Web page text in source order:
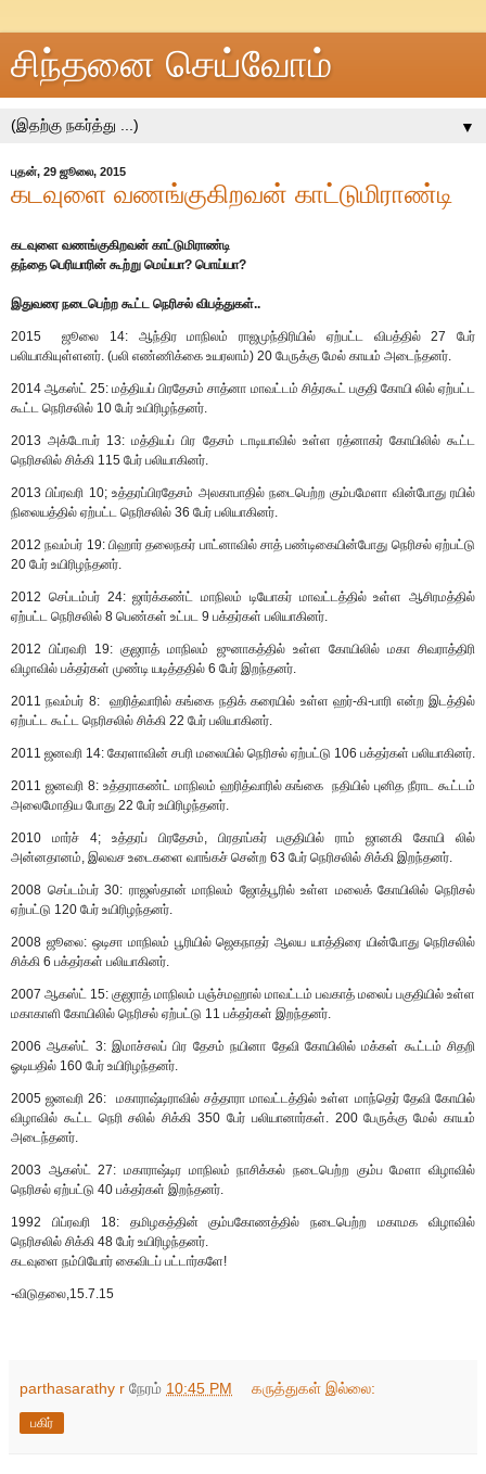
சிந்தனை செய்வோம்
▼
புதன், 29 ஜூலை, 2015
கடவுளை வணங்குகிறவன் காட்டுமிராண்டி
கடவுளை வணங்குகிறவன் காட்டுமிராண்டி
தந்தை பெரியாரின் கூற்று மெய்யா? பொய்யா?
இதுவரை நடைபெற்ற கூட்ட நெரிசல் விபத்துகள்..
2015 ஜூலை 14: ஆந்திர மாநிலம் ராஜமுந்திரியில் ஏற்பட்ட விபத்தில் 27 பேர்
பலியாகியுள்ளனர். (பலி எண்ணிக்கை உயரலாம்) 20 பேருக்கு மேல் காயம் அடைந்தனர்.
2014 ஆகஸ்ட் 25: மத்தியப் பிரதேசம் சாத்னா மாவட்டம் சித்ரகூட் பகுதி கோயி லில் ஏற்பட்ட
கூட்ட நெரிசலில் 10 பேர் உயிரிழந்தனர்.
2013 அக்டோபர் 13: மத்தியப் பிர தேசம் டாடியாவில் உள்ள ரத்னாகர் கோயிலில் கூட்ட
நெரிசலில் சிக்கி 115 பேர் பலியாகினர்.
2013 பிப்ரவரி 10; உத்தரப்பிரதேசம் அலகாபாதில் நடைபெற்ற கும்பமேளா வின்போது ரயில்
நிலையத்தில் ஏற்பட்ட நெரிசலில் 36 பேர் பலியாகினர்.
2012 நவம்பர் 19: பிஹார் தலைநகர் பாட்னாவில் சாத் பண்டிகையின்போது நெரிசல் ஏற்பட்டு
20 பேர் உயிரிழந்தனர்.
2012 செப்டம்பர் 24: ஜார்க்கண்ட் மாநிலம் டியோகர் மாவட்டத்தில் உள்ள ஆசிரமத்தில்
ஏற்பட்ட நெரிசலில் 8 பெண்கள் உட்பட 9 பக்தர்கள் பலியாகினர்.
2012 பிப்ரவரி 19: குஜராத் மாநிலம் ஜுனாகத்தில் உள்ள கோயிலில் மகா சிவராத்திரி
விழாவில் பக்தர்கள் முண்டி யடித்ததில் 6 பேர் இறந்தனர்.
2011 நவம்பர் 8: ஹரித்வாரில் கங்கை நதிக் கரையில் உள்ள ஹர்-கி-பாரி என்ற இடத்தில்
ஏற்பட்ட கூட்ட நெரிசலில் சிக்கி 22 பேர் பலியாகினர்.
2011 ஜனவரி 14: கேரளாவின் சபரி மலையில் நெரிசல் ஏற்பட்டு 106 பக்தர்கள் பலியாகினர்.
2011 ஜனவரி 8: உத்தராகண்ட் மாநிலம் ஹரித்வாரில் கங்கை நதியில் புனித நீராட கூட்டம்
அலைமோதிய போது 22 பேர் உயிரிழந்தனர்.
2010 மார்ச் 4; உத்தரப் பிரதேசம், பிரதாப்கர் பகுதியில் ராம் ஜானகி கோயி லில்
அன்னதானம், இலவச உடைகளை வாங்கச் சென்ற 63 பேர் நெரிசலில் சிக்கி இறந்தனர்.
2008 செப்டம்பர் 30: ராஜஸ்தான் மாநிலம் ஜோத்பூரில் உள்ள மலைக் கோயிலில் நெரிசல்
ஏற்பட்டு 120 பேர் உயிரிழந்தனர்.
2008 ஜூலை: ஒடிசா மாநிலம் பூரியில் ஜெகநாதர் ஆலய யாத்திரை யின்போது நெரிசலில்
சிக்கி 6 பக்தர்கள் பலியாகினர்.
2007 ஆகஸ்ட் 15: குஜராத் மாநிலம் பஞ்ச்மஹால் மாவட்டம் பவகாத் மலைப் பகுதியில் உள்ள
மகாகாளி கோயிலில் நெரிசல் ஏற்பட்டு 11 பக்தர்கள் இறந்தனர்.
2006 ஆகஸ்ட் 3: இமாச்சலப் பிர தேசம் நயினா தேவி கோயிலில் மக்கள் கூட்டம் சிதறி
ஓடியதில் 160 பேர் உயிரிழந்தனர்.
2005 ஜனவரி 26: மகாராஷ்டிராவில் சத்தாரா மாவட்டத்தில் உள்ள மாந்தெர் தேவி கோயில்
விழாவில் கூட்ட நெரி சலில் சிக்கி 350 பேர் பலியானார்கள். 200 பேருக்கு மேல் காயம்
அடைந்தனர்.
2003 ஆகஸ்ட் 27: மகாராஷ்டிர மாநிலம் நாசிக்கல் நடைபெற்ற கும்ப மேளா விழாவில்
நெரிசல் ஏற்பட்டு 40 பக்தர்கள் இறந்தனர்.
1992 பிப்ரவரி 18: தமிழகத்தின் கும்பகோணத்தில் நடைபெற்ற மகாமக விழாவில்
நெரிசலில் சிக்கி 48 பேர் உயிரிழந்தனர்.
கடவுளை நம்பியோர் கைவிடப் பட்டார்களே!
-விடுதலை,15.7.15
parthasarathy r நேரம் 10:45 PM கருத்துகள் இல்லை:
பகிர்